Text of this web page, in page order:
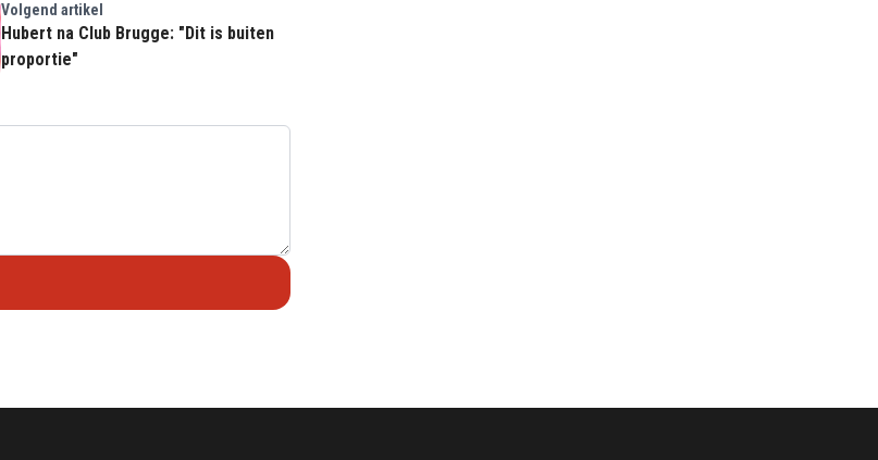
Volgend artikel
Hubert na Club Brugge: "Dit is buiten
proportie"